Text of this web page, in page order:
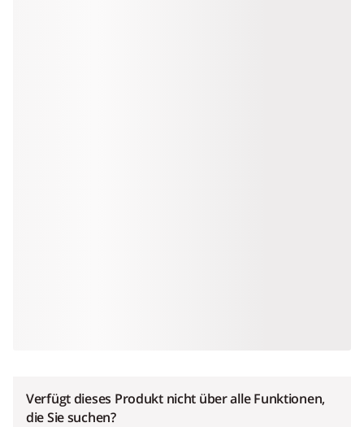
Verfügt dieses Produkt nicht über alle Funktionen,
die Sie suchen?